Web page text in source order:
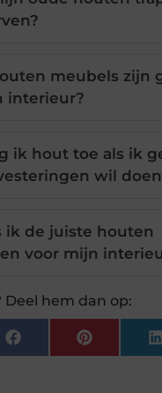
meubels zijn
interieur?
ik hout toe als ik
wil
ik de juiste houten
voor mijn
Deel hem dan op:
FacebookPinterest